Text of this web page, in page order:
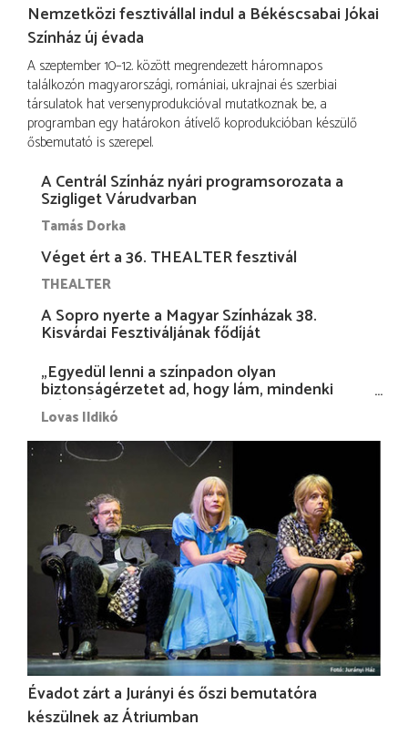
Nemzetközi fesztivállal indul a Békéscsabai Jókai
Színház új évada
A szeptember 10–12. között megrendezett háromnapos
találkozón magyarországi, romániai, ukrajnai és szerbiai
társulatok hat versenyprodukcióval mutatkoznak be, a
programban egy határokon átívelő koprodukcióban készülő
ősbemutató is szerepel.
A Centrál Színház nyári programsorozata a
Szigliget Várudvarban
Tamás Dorka
Véget ért a 36. THEALTER fesztivál
THEALTER
A Sopro nyerte a Magyar Színházak 38.
Kisvárdai Fesztiváljának fődíját
„Egyedül lenni a színpadon olyan
biztonságérzetet ad, hogy lám, mindenki
más nélkül is megvagyok magammal…”
Lovas Ildikó
Évadot zárt a Jurányi és őszi bemutatóra
készülnek az Átriumban